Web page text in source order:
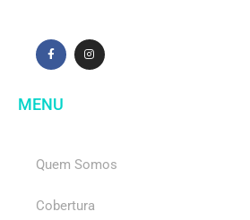
MENU
Quem Somos
Cobertura